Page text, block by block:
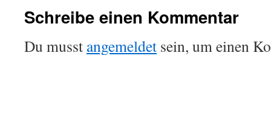
Schreibe einen Kommentar
Du musst angemeldet sein, um einen